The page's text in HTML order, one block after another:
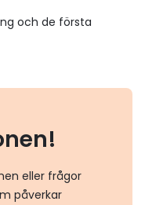
och de första
eller frågor
påverkar